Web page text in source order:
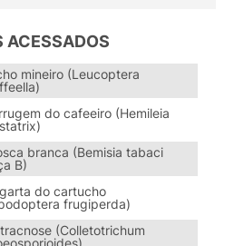
ACESSADOS
mineiro (Leucoptera
do cafeeiro (Hemileia
branca (Bemisia tabaci
B)
do cartucho
frugiperda)
(Colletotrichum